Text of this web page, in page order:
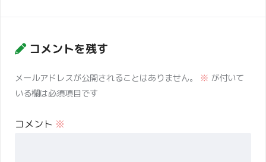
コメントを残す
メールアドレスが公開されることはありません。 ※ が付いて
いる欄は必須項目です
コメント ※